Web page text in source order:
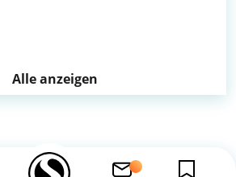
Alle anzeigen